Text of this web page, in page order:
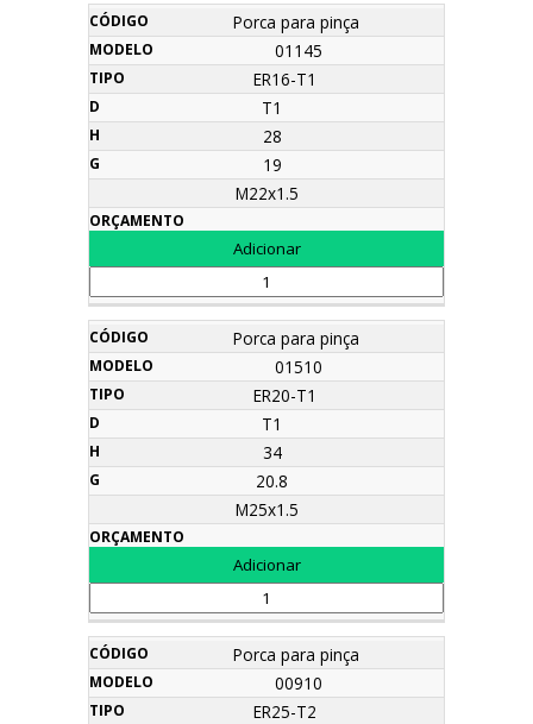
Porca para pinça
01145
ER16-T1
T1
28
19
M22x1.5
Porca para pinça
01510
ER20-T1
T1
34
20.8
M25x1.5
Porca para pinça
00910
ER25-T2